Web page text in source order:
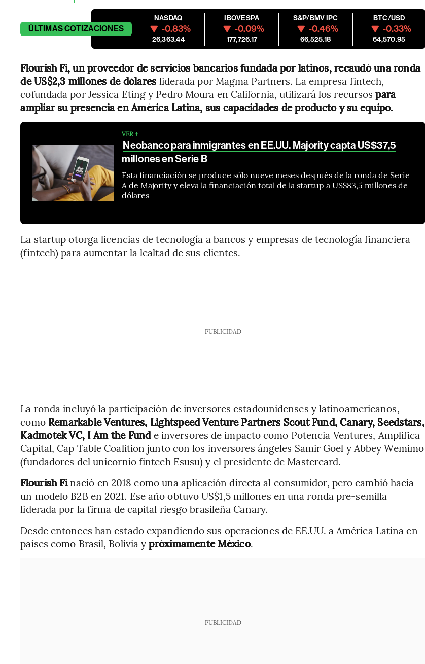
ÚLTIMASCOTIZACIONES
NASDAQ
-0.83%
26,363.44
IBOVESPA
-0.09%
177,726.17
S&P/BMV IPC
-0.46%
66,525.18
BTC/USD
-0.33%
64,570.95
Flourish Fi, un proveedor de servicios bancarios fundada por latinos, recaudó una ronda
de US$2,3 millones de dólares liderada por Magma Partners. La empresa fintech,
cofundada por Jessica Eting y Pedro Moura en California, utilizará los recursos para
ampliar su presencia en América Latina, sus capacidades de producto y su equipo.
VER +
Neobanco para inmigrantes en EE.UU. Majority capta US$37,5
millones en Serie B
Esta financiación se produce sólo nueve meses después de la ronda de Serie
A de Majority y eleva la financiación total de la startup a US$83,5 millones de
dólares
La startup otorga licencias de tecnología a bancos y empresas de tecnología financiera
(fintech) para aumentar la lealtad de sus clientes.
PUBLICIDAD
La ronda incluyó la participación de inversores estadounidenses y latinoamericanos,
como Remarkable Ventures, Lightspeed Venture Partners Scout Fund, Canary, Seedstars,
Kadmotek VC, I Am the Funde inversores de impacto como Potencia Ventures, Amplifica
Capital, Cap Table Coalition junto con los inversores ángeles Samir Goel y Abbey Wemimo
(fundadores del unicornio fintech Esusu) y el presidente de Mastercard.
Flourish Finació en 2018 como una aplicación directa al consumidor, pero cambió hacia
un modelo B2B en 2021. Ese año obtuvo US$1,5 millones en una ronda pre-semilla
liderada por la firma de capital riesgo brasileña Canary.
Desde entonces han estado expandiendo sus operaciones de EE.UU. a América Latina en
países como Brasil, Bolivia ypróximamente México.
PUBLICIDAD